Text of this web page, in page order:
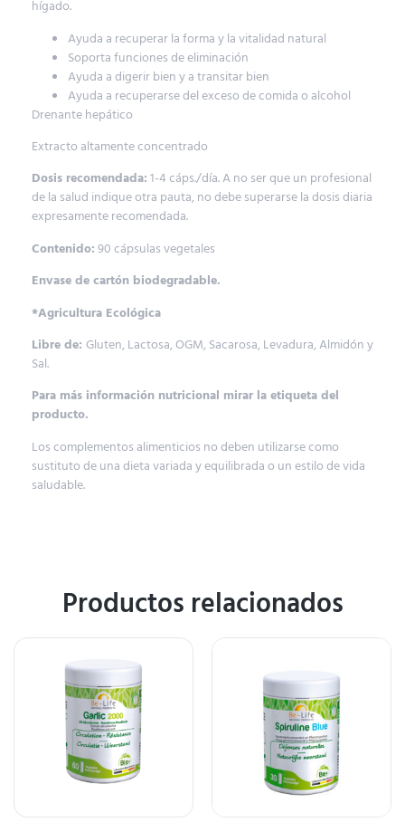
hígado.
Ayuda a recuperar la forma y la vitalidad natural
Soporta funciones de eliminación
Ayuda a digerir bien y a transitar bien
Ayuda a recuperarse del exceso de comida o alcohol
Drenante hepático
Extracto altamente concentrado
Dosis recomendada:1-4 cáps./día. A no ser que un profesional
de la salud indique otra pauta, no debe superarse la dosis diaria
expresamente recomendada.
Contenido:90 cápsulas vegetales
Envase de cartón biodegradable.
*Agricultura Ecológica
Libre de: Gluten, Lactosa, OGM, Sacarosa, Levadura, Almidón y
Sal.
Para más información nutricional mirar la etiqueta del
producto.
Los complementos alimenticios no deben utilizarse como
sustituto de una dieta variada y equilibrada o un estilo de vida
saludable.
Productos relacionados